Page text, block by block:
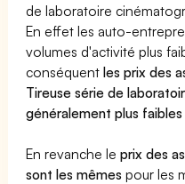
de laboratoire
En effet les auto-
volumes d'activité plus
conséquentles prix des
Tireuse série de
généralement plus faibles
En revanche leprix des
sont les mêmes pour les